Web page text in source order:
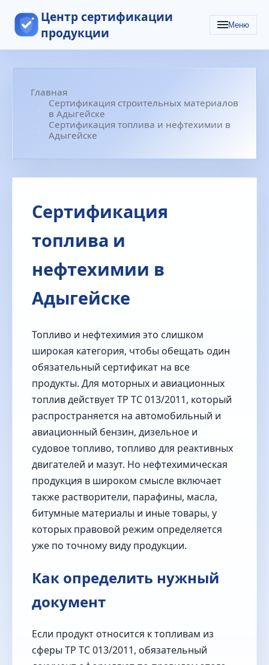
Центр сертификации
продукции
Меню
Главная
Сертификация строительных материалов
в Адыгейске
Сертификация топлива и нефтехимии в
Адыгейске
Сертификация
топлива и
нефтехимии в
Адыгейске
Топливо и нефтехимия это слишком
широкая категория, чтобы обещать один
обязательный сертификат на все
продукты. Для моторных и авиационных
топлив действует ТР ТС 013/2011, который
распространяется на автомобильный и
авиационный бензин, дизельное и
судовое топливо, топливо для реактивных
двигателей и мазут. Но нефтехимическая
продукция в широком смысле включает
также растворители, парафины, масла,
битумные материалы и иные товары, у
которых правовой режим определяется
уже по точному виду продукции.
Как определить нужный
документ
Если продукт относится к топливам из
сферы ТР ТС 013/2011, обязательный